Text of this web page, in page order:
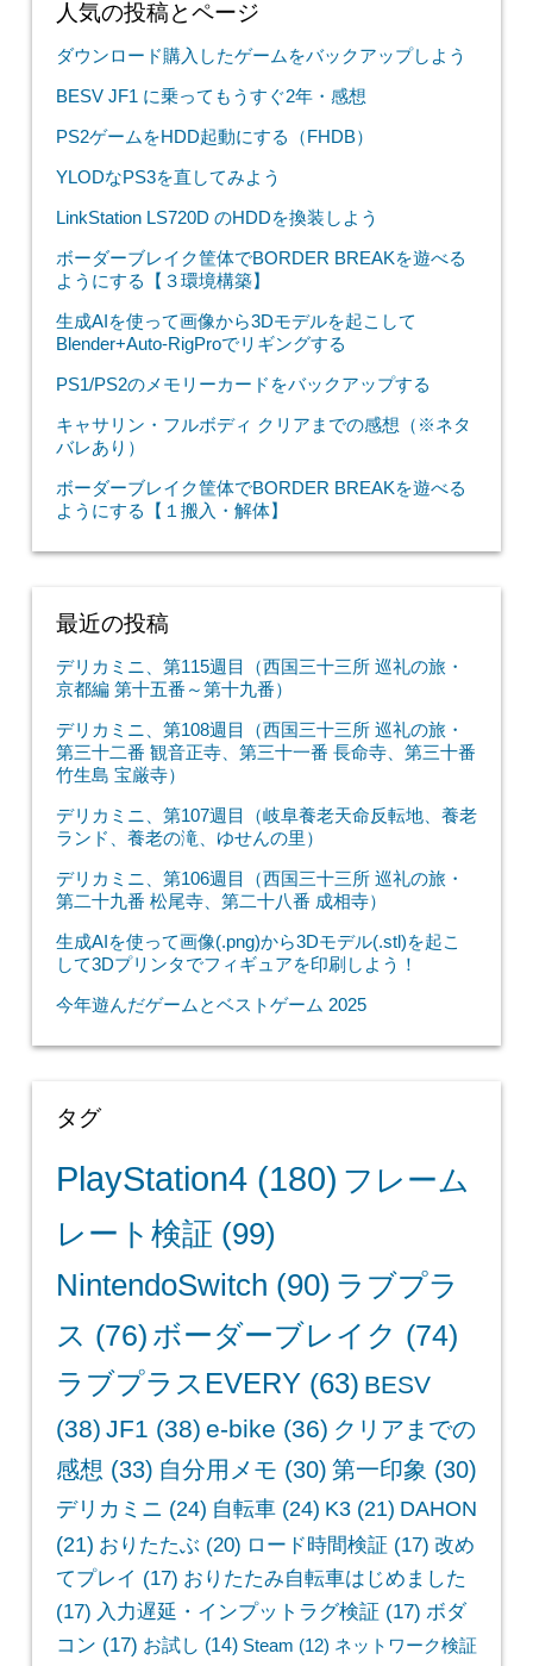
人気の投稿とページ
ダウンロード購入したゲームをバックアップしよう
BESV JF1 に乗ってもうすぐ2年・感想
PS2ゲームをHDD起動にする（FHDB）
YLODなPS3を直してみよう
LinkStation LS720D のHDDを換装しよう
ボーダーブレイク筐体でBORDER BREAKを遊べる
ようにする【３環境構築】
生成AIを使って画像から3Dモデルを起こして
Blender+Auto-RigProでリギングする
PS1/PS2のメモリーカードをバックアップする
キャサリン・フルボディ クリアまでの感想（※ネタ
バレあり）
ボーダーブレイク筐体でBORDER BREAKを遊べる
ようにする【１搬入・解体】
最近の投稿
デリカミニ、第115週目（西国三十三所 巡礼の旅・
京都編 第十五番～第十九番）
デリカミニ、第108週目（西国三十三所 巡礼の旅・
第三十二番 観音正寺、第三十一番 長命寺、第三十番
竹生島 宝厳寺）
デリカミニ、第107週目（岐阜養老天命反転地、養老
ランド、養老の滝、ゆせんの里）
デリカミニ、第106週目（西国三十三所 巡礼の旅・
第二十九番 松尾寺、第二十八番 成相寺）
生成AIを使って画像(.png)から3Dモデル(.stl)を起こ
して3Dプリンタでフィギュアを印刷しよう！
今年遊んだゲームとベストゲーム 2025
タグ
PlayStation4(180) フレーム
レート検証 (99)
NintendoSwitch (90) ラブプラ
ス (76) ボーダーブレイク (74)
ラブプラスEVERY(63) BESV
(38) JF1 (38) e-bike (36) クリアまでの
感想 (33) 自分用メモ (30) 第一印象 (30)
デリカミニ (24) 自転車(24) K3(21) DAHON
(21) おりたたぶ (20) ロード時間検証 (17) 改め
てプレイ (17) おりたたみ自転車はじめました
(17) 入力遅延・インプットラグ検証 (17) ボダ
コン (17) お試し (14) Steam (12) ネットワーク検証